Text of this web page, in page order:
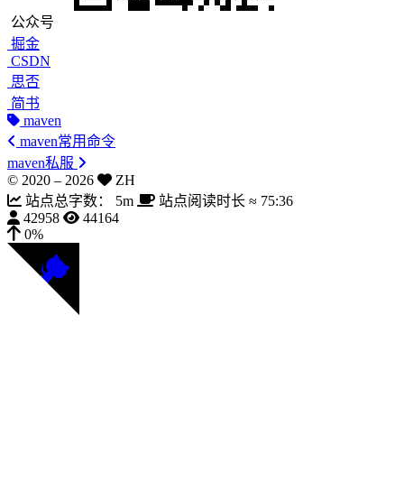
公众号
掘金
CSDN
思否
简书
maven
maven常用命令
maven私服
© 2020 – 2026
ZH
站点总字数：
5m 站点阅读时长 ≈ 75:36
42958
44164
0%